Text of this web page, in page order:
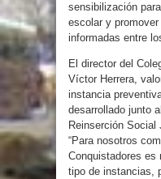
sensibilización
escolar y
informadas entre
El director del
Víctor Herrera,
instancia
desarrollado junto
Reinserción Social
“Para nosotros
Conquistadores es
tipo de instancias,